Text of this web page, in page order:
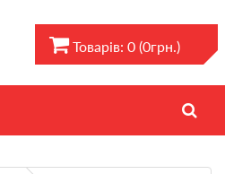
Товарів: 0 (0грн.)